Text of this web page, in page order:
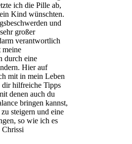
ich die Pille ab,
Kind wünschten.
und
großer
verantwortlich
meine
durch eine
Hier auf
mit in mein Leben
dir hilfreiche Tipps
denen auch du
bringen kannst,
steigern und eine
so wie ich es
Chrissi